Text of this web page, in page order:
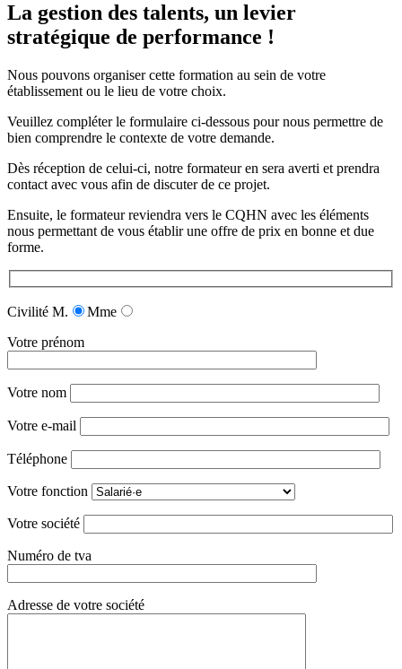
La gestion des talents, un levier
stratégique de performance !
Nous pouvons organiser cette formation au sein de votre
établissement ou le lieu de votre choix.
Veuillez compléter le formulaire ci-dessous pour nous permettre de
bien comprendre le contexte de votre demande.
Dès réception de celui-ci, notre formateur en sera averti et prendra
contact avec vous afin de discuter de ce projet.
Ensuite, le formateur reviendra vers le CQHN avec les éléments
nous permettant de vous établir une offre de prix en bonne et due
forme.
Civilité M.
Mme
Votre prénom
Votre nom
Votre e-mail
Téléphone
Votre fonction
Votre société
Numéro de tva
Adresse de votre société